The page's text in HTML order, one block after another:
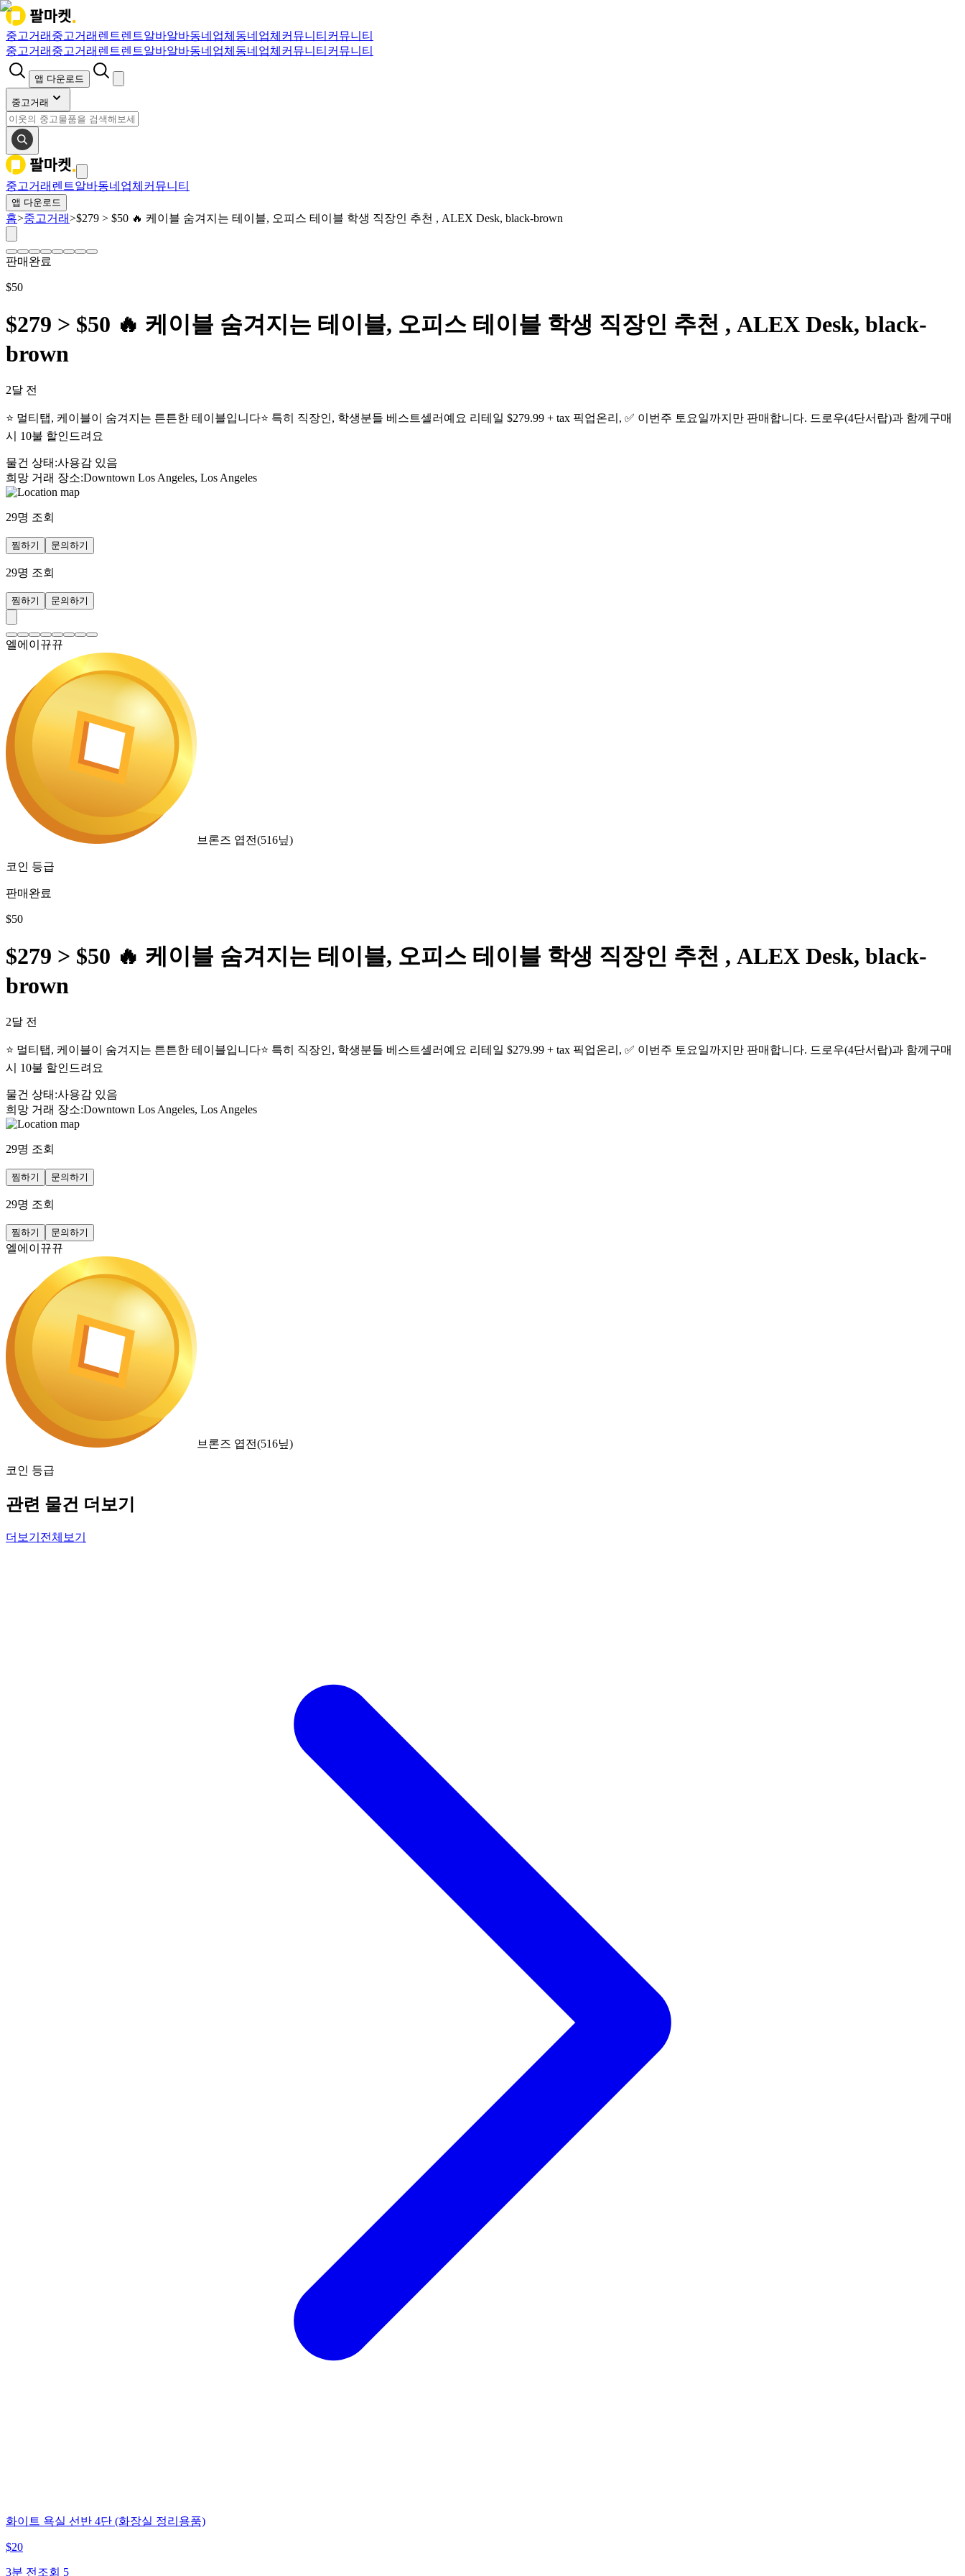
중고거래 중고거래 렌트렌트알바알바동네업체 동네업체 커뮤니티 커뮤니티
중고거래 중고거래 렌트렌트알바알바동네업체 동네업체 커뮤니티 커뮤니티
앱 다운로드
중고거래
중고거래 렌트알바동네업체 커뮤니티
앱 다운로드
홈>중고거래>$279 > $50 🔥 케이블 숨겨지는 테이블, 오피스 테이블 학생 직장인 추천 , ALEX Desk, black-brown
판매완료
$50
$279 > $50 🔥 케이블 숨겨지는 테이블, 오피스 테이블 학생 직장인 추천 , ALEX Desk, black-
brown
2달 전
⭐️ 멀티탭, 케이블이 숨겨지는 튼튼한 테이블입니다⭐️ 특히 직장인, 학생분들 베스트셀러예요 리테일 $279.99 + tax 픽업온리, ✅ 이번주 토요일까지만 판매합니다. 드로우(4단서랍)과 함께구매
시 10불 할인드려요
물건 상태 :사용감 있음
희망 거래 장소:Downtown Los Angeles, Los Angeles
29명 조회
찜하기 문의하기
29명 조회
찜하기 문의하기
엘에이뀨뀨
브론즈 엽전(516닢)
코인 등급
판매완료
$50
$279 > $50 🔥 케이블 숨겨지는 테이블, 오피스 테이블 학생 직장인 추천 , ALEX Desk, black-
brown
2달 전
⭐️ 멀티탭, 케이블이 숨겨지는 튼튼한 테이블입니다⭐️ 특히 직장인, 학생분들 베스트셀러예요 리테일 $279.99 + tax 픽업온리, ✅ 이번주 토요일까지만 판매합니다. 드로우(4단서랍)과 함께구매
시 10불 할인드려요
물건 상태 :사용감 있음
희망 거래 장소:Downtown Los Angeles, Los Angeles
29명 조회
찜하기 문의하기
29명 조회
찜하기 문의하기
엘에이뀨뀨
브론즈 엽전(516닢)
코인 등급
관련 물건 더보기
더보기 전체보기
화이트 욕실 선반 4단 (화장실 정리용품)
$20
3분 전 조회 5